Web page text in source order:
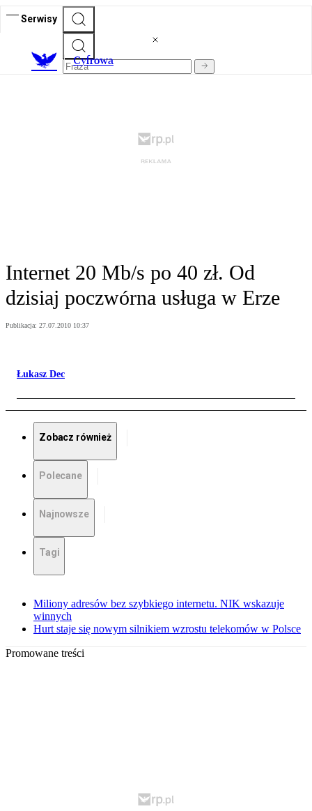
Serwisy
Cyfrowa
Internet 20 Mb/s po 40 zł. Od
dzisiaj poczwórna usługa w Erze
Publikacja: 27.07.2010 10:37
Łukasz Dec
Zobacz również
Polecane
Najnowsze
Tagi
Miliony adresów bez szybkiego internetu. NIK wskazuje
winnych
Hurt staje się nowym silnikiem wzrostu telekomów w Polsce
Promowane treści